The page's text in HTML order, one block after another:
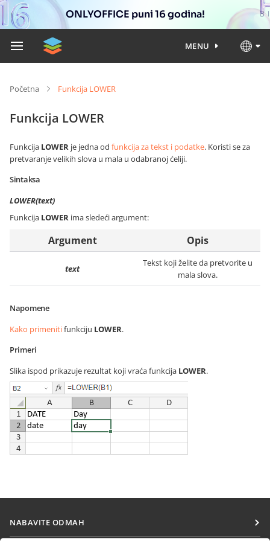
ONLYOFFICE puni 16 godina!
MENU
Početna Funkcija LOWER
Funkcija LOWER
Funkcija LOWER je jedna od funkcija za tekst i podatke. Koristi se za
pretvaranje velikih slova u mala u odabranoj ćeliji.
Sintaksa
LOWER(text)
Funkcija LOWER ima sledeći argument:
Argument Opis
text
Tekst koji želite da pretvorite u
mala slova.
Napomene
Kako primenitifunkciju LOWER.
Primeri
Slika ispod prikazuje rezultat koji vraća funkcija LOWER.
NABAVITE ODMAH